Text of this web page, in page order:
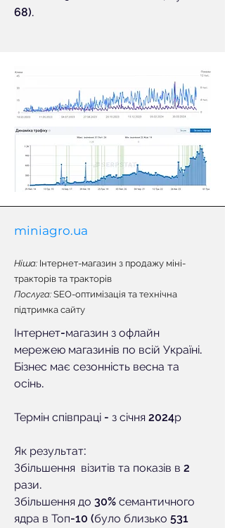
68).
miniagro.ua
Ніша: Інтернет-магазин з продажу міні-
тракторів та тракторів
Послуга: SEO-оптимізація та технічна
підтримка сайту
Інтернет-магазин з офлайн
мережею магазинів по всій Україні.
Бізнес має сезонність весна та
осінь.
Термін співпраці - з січня 2024р
Як результат:
Збільшення візитів та показів в 2
рази.
Збільшення до 30% семантичного
ядра в Топ-10 (було близько 531